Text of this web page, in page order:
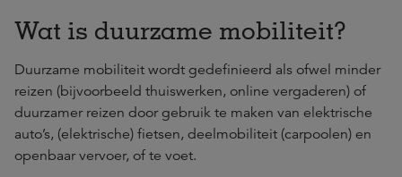
Wat is duurzame mobiliteit?
Duurzame mobiliteit wordt gedefinieerd als ofwel minder
reizen (bijvoorbeeld thuiswerken, online vergaderen) of
duurzamer reizen door gebruik te maken van elektrische
auto’s, (elektrische) fietsen, deelmobiliteit (carpoolen) en
openbaar vervoer, of te voet.